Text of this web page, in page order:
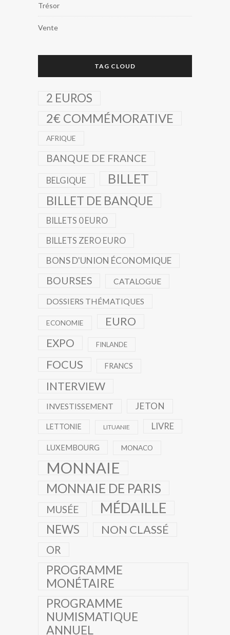
Trésor
Vente
TAG CLOUD
2 EUROS
2€ COMMÉMORATIVE
AFRIQUE
BANQUE DE FRANCE
BELGIQUE BILLET
BILLET DE BANQUE
BILLETS 0 EURO
BILLETS ZERO EURO
BONS D'UNION ÉCONOMIQUE
BOURSES CATALOGUE
DOSSIERS THÉMATIQUES
ECONOMIE EURO
EXPO FINLANDE
FOCUS FRANCS
INTERVIEW
INVESTISSEMENT JETON
LETTONIE LITUANIE LIVRE
LUXEMBOURG MONACO
MONNAIE
MONNAIE DE PARIS
MUSÉE MÉDAILLE
NEWS NON CLASSÉ
OR
PROGRAMME
MONÉTAIRE
PROGRAMME
NUMISMATIQUE
ANNUEL